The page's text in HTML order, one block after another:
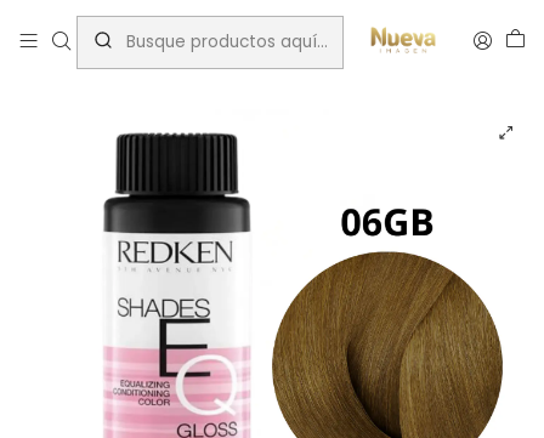
Inicio Tintes por Marca ShadesEQ Dorado Beige (GB)
REDKEN SHADES EQ 06GB